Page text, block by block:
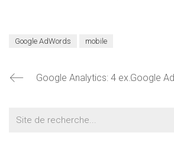
Google AdWords mobile
Google Analytics: 4 exemples de regroupement de contenu